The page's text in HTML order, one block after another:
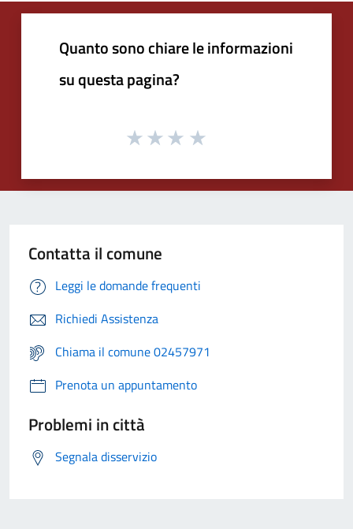
Quanto sono chiare le informazioni
su questa pagina?
Contatta il comune
Leggi le domande frequenti
Richiedi Assistenza
Chiama il comune 02457971
Prenota un appuntamento
Problemi in città
Segnala disservizio